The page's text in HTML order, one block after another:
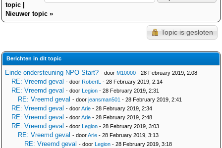
topic
Nieuwer topic »
Topic is gesloten
Berichten in dit topic
Einde ondersteuning NPO Start? - door M10000 - 28 February 2019, 2:08
RE: Vreemd geval - door RobertL - 28 February 2019, 2:14
RE: Vreemd geval - door Legion - 28 February 2019, 2:31
RE: Vreemd geval - door jeansman501 - 28 February 2019, 2:41
RE: Vreemd geval - doorArie - 28 February 2019, 2:34
RE: Vreemd geval - doorArie - 28 February 2019, 2:48
RE: Vreemd geval - door Legion - 28 February 2019, 3:03
RE: Vreemd geval - doorArie - 28 February 2019, 3:13
RE: Vreemd geval - door Legion - 28 February 2019, 3:18